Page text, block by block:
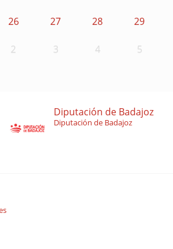
26 27 28 29
2 3 4 5
Diputación de Badajoz
Diputación de Badajoz